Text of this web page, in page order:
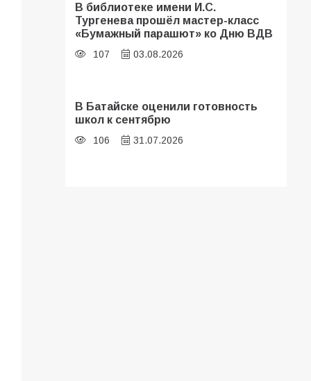
В библиотеке имени И.С.
Тургенева прошёл мастер-класс
«Бумажный парашют» ко Дню ВДВ
107 03.08.2026
В Батайске оценили готовность
школ к сентябрю
106 31.07.2026